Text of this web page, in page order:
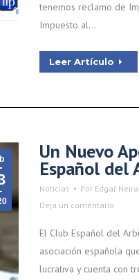
tenemos reclamo de
Impuesto al…
Leer Artículo
Un Nuevo
Español del
Noticias Por Edgar Neira
Deja un comentario
El Club Español del
asociación española
lucrativa y cuenta con